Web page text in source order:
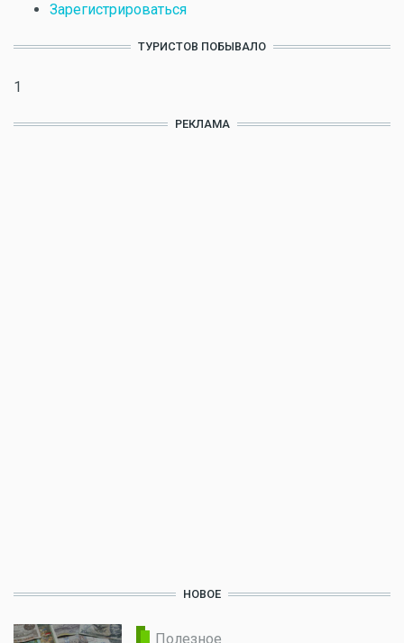
Зарегистрироваться
ТУРИСТОВ ПОБЫВАЛО
1
РЕКЛАМА
НОВОЕ
Полезное